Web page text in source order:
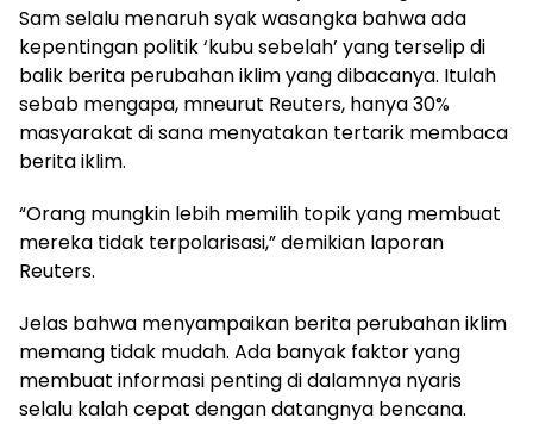
Sam selalu menaruh syak wasangka bahwa ada
kepentingan politik ‘kubu sebelah’ yang terselip di
balik berita perubahan iklim yang dibacanya. Itulah
sebab mengapa, mneurut Reuters, hanya 30%
masyarakat di sana menyatakan tertarik membaca
berita iklim.
“Orang mungkin lebih memilih topik yang membuat
mereka tidak terpolarisasi,” demikian laporan
Reuters.
Jelas bahwa menyampaikan berita perubahan iklim
memang tidak mudah. Ada banyak faktor yang
membuat informasi penting di dalamnya nyaris
selalu kalah cepat dengan datangnya bencana.